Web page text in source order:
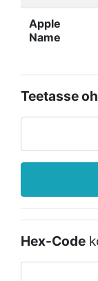
Apple
Name
Teetasse
Hex-Code